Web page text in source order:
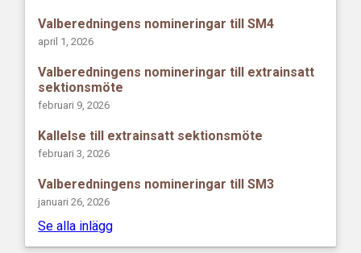
Valberedningens nomineringar till SM4
april 1, 2026
Valberedningens nomineringar till extrainsatt
sektionsmöte
februari 9, 2026
Kallelse till extrainsatt sektionsmöte
februari 3, 2026
Valberedningens nomineringar till SM3
januari 26, 2026
Se alla inlägg